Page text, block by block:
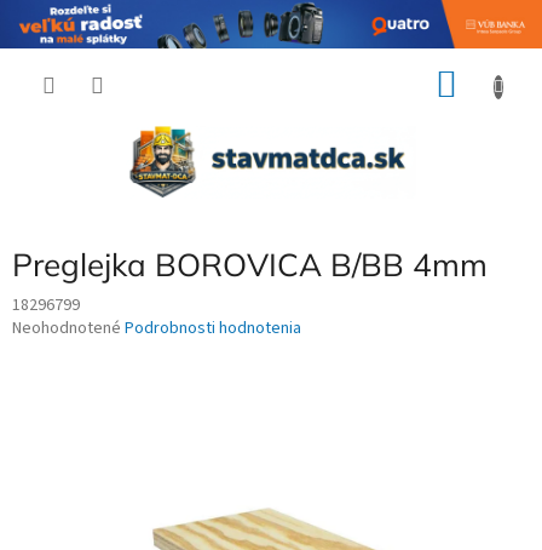
Preglejka BOROVICA B/BB 4mm
18296799
Priemerné
Neohodnotené Podrobnosti hodnotenia